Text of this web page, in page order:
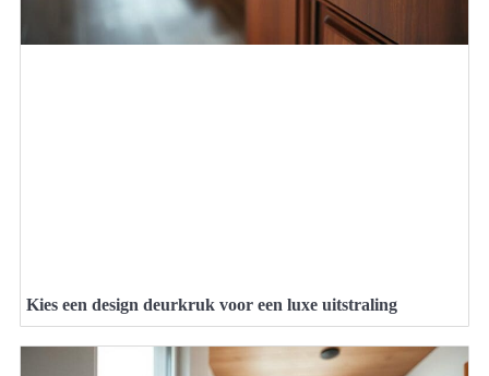
Kies een design deurkruk voor een luxe uitstraling